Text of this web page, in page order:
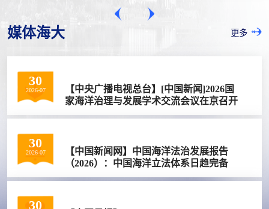
《吉林大学学报（工学版）》执行主编张祥合、西安电子科技
大学蒋雪梅老师、中国海洋大学期刊社编辑部主任陈呈超，与
学报编委、学校科研骨干、青年编委及学科编辑等100余名代
媒体海大 更多
30
2026-07
【中央广播电视总台】[中国新闻]2026国
家海洋治理与发展学术交流会议在京召开
30
2026-07
【中国新闻网】中国海洋法治发展报告
（2026）：中国海洋立法体系日趋完备
30